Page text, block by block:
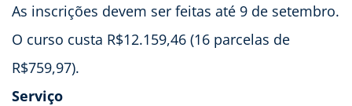
As inscrições devem ser feitas até 9 de setembro.
O curso custa R$12.159,46 (16 parcelas de
R$759,97).
Serviço